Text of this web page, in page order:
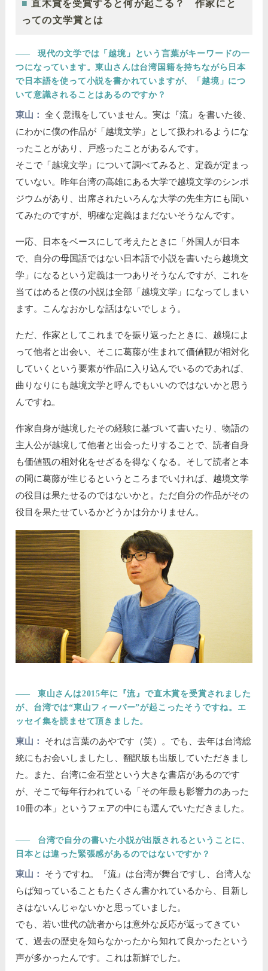
直木賞を受賞すると何が起こる？ 作家にと
っての文学賞とは
――
現代の文学では「越境」という言葉がキーワードの一
つになっています。東山さんは台湾国籍を持ちながら日本
で日本語を使って小説を書かれていますが、「越境」につ
いて意識されることはあるのですか？
東山：
全く意識をしていません。実は『流』を書いた後、
にわかに僕の作品が「越境文学」として扱われるようにな
ったことがあり、戸惑ったことがあるんです。
そこで「越境文学」について調べてみると、定義が定まっ
ていない。昨年台湾の高雄にある大学で越境文学のシンポ
ジウムがあり、出席されたいろんな大学の先生方にも聞い
てみたのですが、明確な定義はまだないそうなんです。
一応、日本をベースにして考えたときに「外国人が日本
で、自分の母国語ではない日本語で小説を書いたら越境文
学」になるという定義は一つありそうなんですが、これを
当てはめると僕の小説は全部「越境文学」になってしまい
ます。こんなおかしな話はないでしょう。
ただ、作家としてこれまでを振り返ったときに、越境によ
って他者と出会い、そこに葛藤が生まれて価値観が相対化
していくという要素が作品に入り込んでいるのであれば、
曲りなりにも越境文学と呼んでもいいのではないかと思う
んですね。
作家自身が越境したその経験に基づいて書いたり、物語の
主人公が越境して他者と出会ったりすることで、読者自身
も価値観の相対化をせざるを得なくなる。そして読者と本
の間に葛藤が生じるというところまでいければ、越境文学
の役目は果たせるのではないかと。ただ自分の作品がその
役目を果たせているかどうかは分かりません。
――
東山さんは2015年に『流』で直木賞を受賞されました
が、台湾では“東山フィーバー”が起こったそうですね。エ
ッセイ集を読ませて頂きました。
東山：
それは言葉のあやです（笑）。でも、去年は台湾総
統にもお会いしましたし、翻訳版も出版していただきまし
た。また、台湾に金石堂という大きな書店があるのです
が、そこで毎年行われている「その年最も影響力のあった
10冊の本」というフェアの中にも選んでいただきました。
――
台湾で自分の書いた小説が出版されるということに、
日本とは違った緊張感があるのではないですか？
東山：
そうですね。『流』は台湾が舞台ですし、台湾人な
らば知っていることもたくさん書かれているから、目新し
さはないんじゃないかと思っていました。
でも、若い世代の読者からは意外な反応が返ってきてい
て、過去の歴史を知らなかったから知れて良かったという
声が多かったんです。これは新鮮でした。